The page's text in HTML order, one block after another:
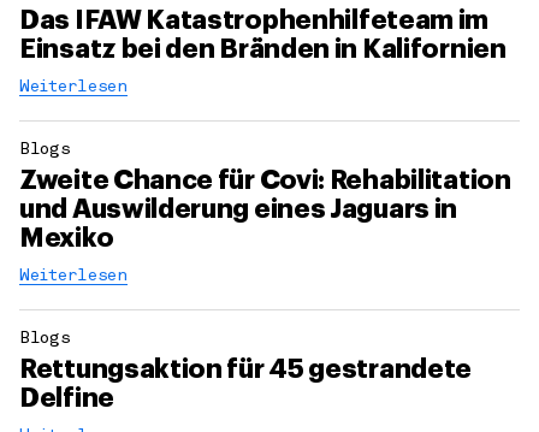
Das IFAW Katastrophenhilfeteam im
Einsatz bei den Bränden in Kalifornien
Weiterlesen
Blogs
Zweite Chance für Covi: Rehabilitation
und Auswilderung eines Jaguars in
Mexiko
Weiterlesen
Blogs
Rettungsaktion für 45 gestrandete
Delfine